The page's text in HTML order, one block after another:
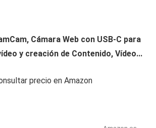
Cámara Web con USB-C para
y creación de Contenido, Vídeo...
precio en Amazon